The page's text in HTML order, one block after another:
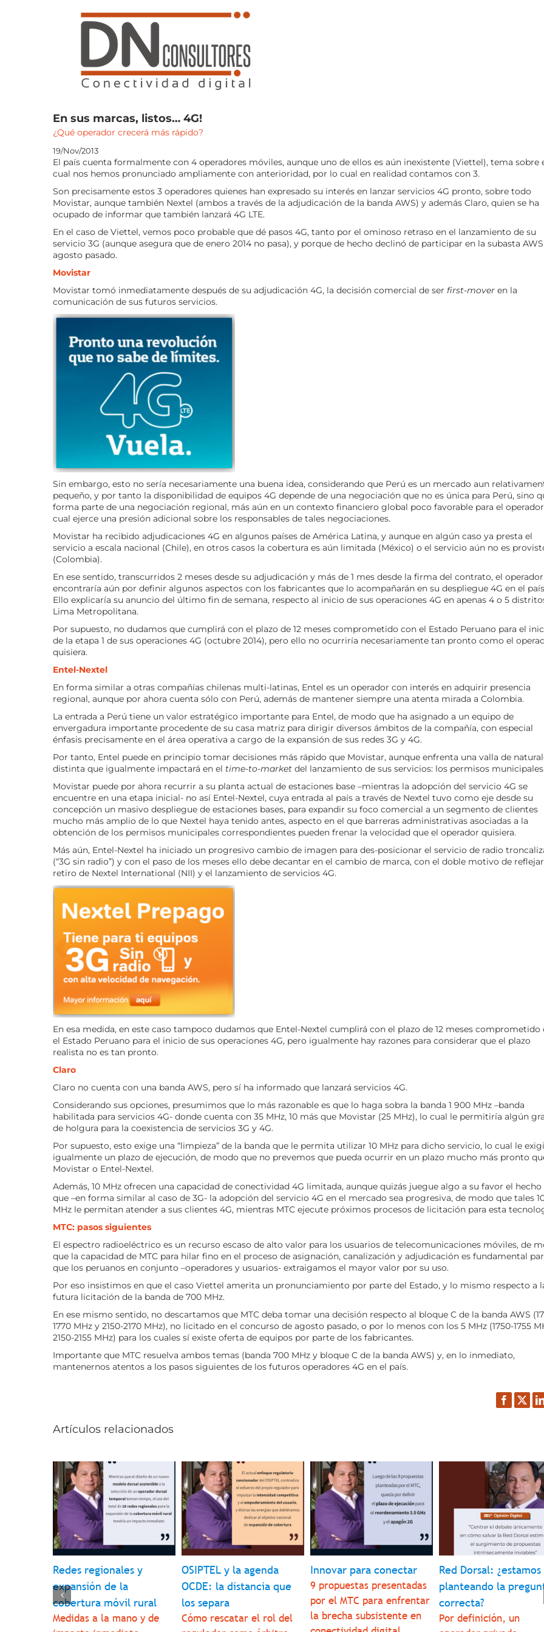
En sus marcas, listos… 4G!
¿Qué operador crecerá más rápido?
19/Nov/2013
El país cuenta formalmente con 4 operadores móviles, aunque uno de ellos es aún inexistente (Viettel), tema sobre
cual nos hemos pronunciado ampliamente con anterioridad, por lo cual en realidad contamos con 3.
Son precisamente estos 3 operadores quienes han expresado su interés en lanzar servicios 4G pronto, sobre todo
Movistar, aunque también Nextel (ambos a través de la adjudicación de la banda AWS) y además Claro, quien se ha
ocupado de informar que también lanzará 4G LTE.
En el caso de Viettel, vemos poco probable que dé pasos 4G, tanto por el ominoso retraso en el lanzamiento de su
servicio 3G (aunque asegura que de enero 2014 no pasa), y porque de hecho declinó de participar en la subasta
agosto pasado.
Movistar
Movistar tomó inmediatamente después de su adjudicación 4G, la decisión comercial de ser first-mover en la
comunicación de sus futuros servicios.
Sin embargo, esto no sería necesariamente una buena idea, considerando que Perú es un mercado aun
pequeño, y por tanto la disponibilidad de equipos 4G depende de una negociación que no es única para Perú, sino
forma parte de una negociación regional, más aún en un contexto financiero global poco favorable para el
cual ejerce una presión adicional sobre los responsables de tales negociaciones.
Movistar ha recibido adjudicaciones 4G en algunos países de América Latina, y aunque en algún caso ya presta el
servicio a escala nacional (Chile), en otros casos la cobertura es aún limitada (México) o el servicio aún no es
(Colombia).
En ese sentido, transcurridos 2 meses desde su adjudicación y más de 1 mes desde la firma del contrato, el
encontraría aún por definir algunos aspectos con los fabricantes que lo acompañarán en su despliegue 4G en el
Ello explicaría su anuncio del último fin de semana, respecto al inicio de sus operaciones 4G en apenas 4 o 5
Lima Metropolitana.
Por supuesto, no dudamos que cumplirá con el plazo de 12 meses comprometido con el Estado Peruano para el
de la etapa 1 de sus operaciones 4G (octubre 2014), pero ello no ocurriría necesariamente tan pronto como el
quisiera.
Entel-Nextel
En forma similar a otras compañías chilenas multi-latinas, Entel es un operador con interés en adquirir presencia
regional, aunque por ahora cuenta sólo con Perú, además de mantener siempre una atenta mirada a Colombia.
La entrada a Perú tiene un valor estratégico importante para Entel, de modo que ha asignado a un equipo de
envergadura importante procedente de su casa matriz para dirigir diversos ámbitos de la compañía, con especial
énfasis precisamente en el área operativa a cargo de la expansión de sus redes 3G y 4G.
Por tanto, Entel puede en principio tomar decisiones más rápido que Movistar, aunque enfrenta una valla de
distinta que igualmente impactará en el time-to-market del lanzamiento de sus servicios: los permisos
Movistar puede por ahora recurrir a su planta actual de estaciones base –mientras la adopción del servicio 4G se
encuentre en una etapa inicial- no así Entel-Nextel, cuya entrada al país a través de Nextel tuvo como eje desde su
concepción un masivo despliegue de estaciones bases, para expandir su foco comercial a un segmento de clientes
mucho más amplio de lo que Nextel haya tenido antes, aspecto en el que barreras administrativas asociadas a la
obtención de los permisos municipales correspondientes pueden frenar la velocidad que el operador quisiera.
Más aún, Entel-Nextel ha iniciado un progresivo cambio de imagen para des-posicionar el servicio de radio
(“3G sin radio”) y con el paso de los meses ello debe decantar en el cambio de marca, con el doble motivo de
retiro de Nextel International (NII) y el lanzamiento de servicios 4G.
En esa medida, en este caso tampoco dudamos que Entel-Nextel cumplirá con el plazo de 12 meses comprometido
el Estado Peruano para el inicio de sus operaciones 4G, pero igualmente hay razones para considerar que el plazo
realista no es tan pronto.
Claro
Claro no cuenta con una banda AWS, pero sí ha informado que lanzará servicios 4G.
Considerando sus opciones, presumimos que lo más razonable es que lo haga sobra la banda 1 900 MHz –banda
habilitada para servicios 4G- donde cuenta con 35 MHz, 10 más que Movistar (25 MHz), lo cual le permitiría algún
de holgura para la coexistencia de servicios 3G y 4G.
Por supuesto, esto exige una “limpieza” de la banda que le permita utilizar 10 MHz para dicho servicio, lo cual le
igualmente un plazo de ejecución, de modo que no prevemos que pueda ocurrir en un plazo mucho más pronto
Movistar o Entel-Nextel.
Además, 10 MHz ofrecen una capacidad de conectividad 4G limitada, aunque quizás juegue algo a su favor el hecho
que –en forma similar al caso de 3G- la adopción del servicio 4G en el mercado sea progresiva, de modo que tales
MHz le permitan atender a sus clientes 4G, mientras MTC ejecute próximos procesos de licitación para esta
MTC: pasos siguientes
El espectro radioeléctrico es un recurso escaso de alto valor para los usuarios de telecomunicaciones móviles, de
que la capacidad de MTC para hilar fino en el proceso de asignación, canalización y adjudicación es fundamental
que los peruanos en conjunto –operadores y usuarios- extraigamos el mayor valor por su uso.
Por eso insistimos en que el caso Viettel amerita un pronunciamiento por parte del Estado, y lo mismo respecto a
futura licitación de la banda de 700 MHz.
En ese mismo sentido, no descartamos que MTC deba tomar una decisión respecto al bloque C de la banda AWS
1770 MHz y 2150-2170 MHz), no licitado en el concurso de agosto pasado, o por lo menos con los 5 MHz (1750-1755
2150-2155 MHz) para los cuales sí existe oferta de equipos por parte de los fabricantes.
Importante que MTC resuelva ambos temas (banda 700 MHz y bloque C de la banda AWS) y, en lo inmediato,
mantenernos atentos a los pasos siguientes de los futuros operadores 4G en el país.
Facebook
Artículos relacionados
Redes regionales y
expansión de la
cobertura móvil rural
Medidas a la mano y de
OSIPTEL y la agenda
OCDE: la distancia que
los separa
Cómo rescatar el rol del
Innovar para conectar
9 propuestas presentadas
por el MTC para enfrentar
la brecha subsistente en
Red Dorsal: ¿estamos
planteando la
correcta?
Por definición, un